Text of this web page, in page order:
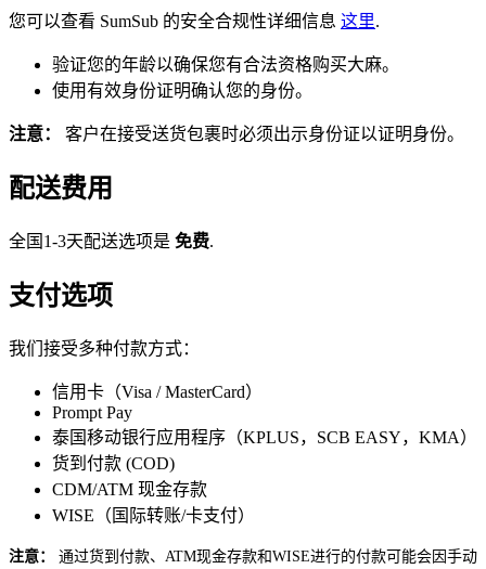
您可以查看 SumSub 的安全合规性详细信息 这里.
验证您的年龄以确保您有合法资格购买大麻。
使用有效身份证明确认您的身份。
注意： 客户在接受送货包裹时必须出示身份证以证明身份。
配送费用
全国1-3天配送选项是 免费.
支付选项
我们接受多种付款方式：
信用卡（Visa / MasterCard）
Prompt Pay
泰国移动银行应用程序（KPLUS，SCB EASY，KMA）
货到付款 (COD)
CDM/ATM 现金存款
WISE（国际转账/卡支付）
注意：
通过货到付款、ATM现金存款和WISE进行的付款可能会因手动